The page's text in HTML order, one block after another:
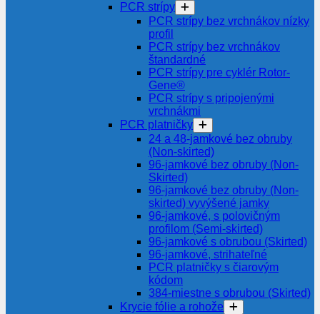
PCR strípy
PCR strípy bez vrchnákov nízky
profil
PCR strípy bez vrchnákov
štandardné
PCR strípy pre cyklér Rotor-
Gene®
PCR strípy s pripojenými
vrchnákmi
PCR platničky
24 a 48-jamkové bez obruby
(Non-skirted)
96-jamkové bez obruby (Non-
Skirted)
96-jamkové bez obruby (Non-
skirted) vyvýšené jamky
96-jamkové, s polovičným
profilom (Semi-skirted)
96-jamkové s obrubou (Skirted)
96-jamkové, strihateľné
PCR platničky s čiarovým
kódom
384-miestne s obrubou (Skirted)
Krycie fólie a rohože